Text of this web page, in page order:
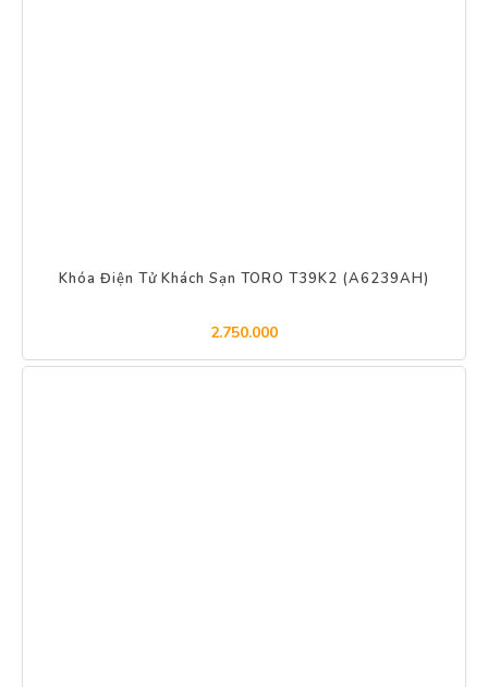
Khóa Điện Tử Khách Sạn TORO T39K2 (A6239AH)
2.750.000